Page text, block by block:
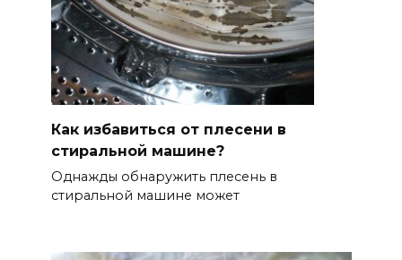
Как избавиться от плесени в
стиральной машине?
Однажды обнаружить плесень в
стиральной машине может